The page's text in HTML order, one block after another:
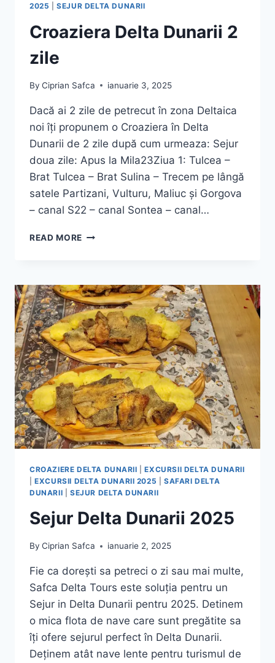
2025 |SEJUR DELTA DUNARII
Croaziera Delta Dunarii 2
zile
By Ciprian Safca ianuarie 3, 2025
Dacă ai 2 zile de petrecut în zona Deltaica
noi îți propunem o Croaziera în Delta
Dunarii de 2 zile după cum urmeaza: Sejur
doua zile: Apus la Mila23Ziua 1: Tulcea –
Brat Tulcea – Brat Sulina – Trecem pe lângă
satele Partizani, Vulturu, Maliuc și Gorgova
– canal S22 – canal Sontea – canal…
READ MORE CROAZIERA
ZILE
CROAZIERE DELTA DUNARII |EXCURSII DELTA DUNARII
|EXCURSII DELTA DUNARII 2025 |SAFARI DELTA
DUNARII
SEJUR DELTA DUNARII
Sejur Delta Dunarii 2025
By Ciprian Safca ianuarie 2, 2025
Fie ca dorești sa petreci o zi sau mai multe,
Safca Delta Tours este soluția pentru un
Sejur in Delta Dunarii pentru 2025. Detinem
o mica flota de nave care sunt pregătite sa
îți ofere sejurul perfect în Delta Dunarii.
Deținem atât nave lente pentru turismul de